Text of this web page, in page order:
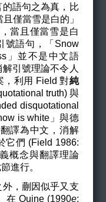
語句之為真，比
僅當雪是白的」
當且僅當雪是白
號語句，「Snow
」並不是中文語
引號理論不令人
，利用 Field 對純
truth) 與
disquotational
is white」與德
譯為中文，消解
它們 (Field 1986:
概念與翻譯理論
進行。
，蒯因似乎又支
在 Quine (1990e: